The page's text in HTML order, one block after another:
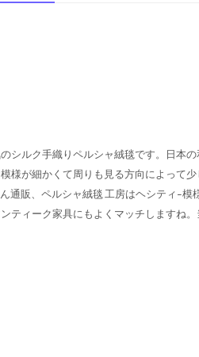
シルク手織りペルシャ絨毯です。日本
様が細かくて周りも見る方向によって
販、ペルシャ絨毯 工房はヘシティ-模
ティーク家具にもよくマッチしますね